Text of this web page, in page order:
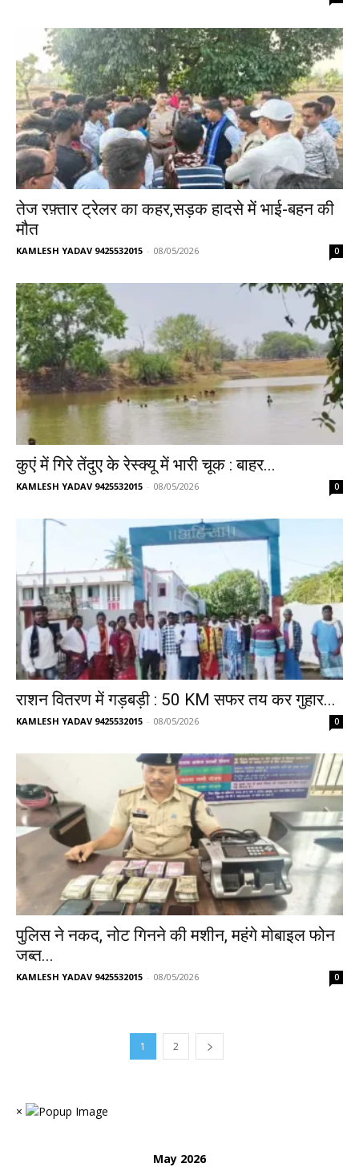
तेज रफ़्तार ट्रेलर का कहर,सड़क हादसे में भाई-बहन की
मौत
KAMLESH YADAV 9425532015 - 08/05/2026 0
कुएं में गिरे तेंदुए के रेस्क्यू में भारी चूक : बाहर...
KAMLESH YADAV 9425532015 - 08/05/2026 0
राशन वितरण में गड़बड़ी : 50 KM सफर तय कर गुहार...
KAMLESH YADAV 9425532015 - 08/05/2026 0
पुलिस ने नकद, नोट गिनने की मशीन, महंगे मोबाइल फोन
जब्त...
KAMLESH YADAV 9425532015 - 08/05/2026 0
1 2
×
May 2026